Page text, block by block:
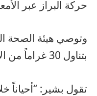
حركة البراز عبر
وتوصي هيئة الصحة
بتناول 30 غراماً من الألياف يومياً.
تقول بشير: “أحياناً